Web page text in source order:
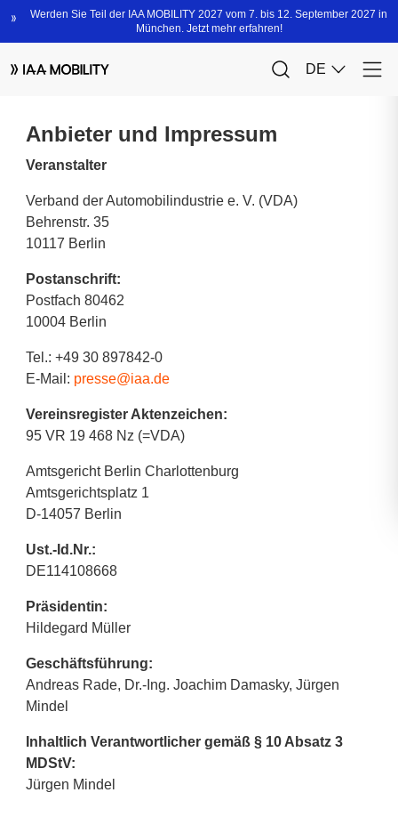
Anbieter und Impressum
Veranstalter
Verband der Automobilindustrie e. V. (VDA)
Behrenstr. 35
10117 Berlin
Postanschrift:
Postfach 80462
10004 Berlin
Tel.: +49 30 897842-0
E-Mail: presse@iaa.de
Vereinsregister Aktenzeichen:
95 VR 19 468 Nz (=VDA)
Amtsgericht Berlin Charlottenburg
Amtsgerichtsplatz 1
D-14057 Berlin
Ust.-Id.Nr.:
DE114108668
Präsidentin:
Hildegard Müller
Geschäftsführung:
Andreas Rade, Dr.-Ing. Joachim Damasky, Jürgen
Mindel
Inhaltlich Verantwortlicher gemäß § 10 Absatz 3
MDStV:
Jürgen Mindel